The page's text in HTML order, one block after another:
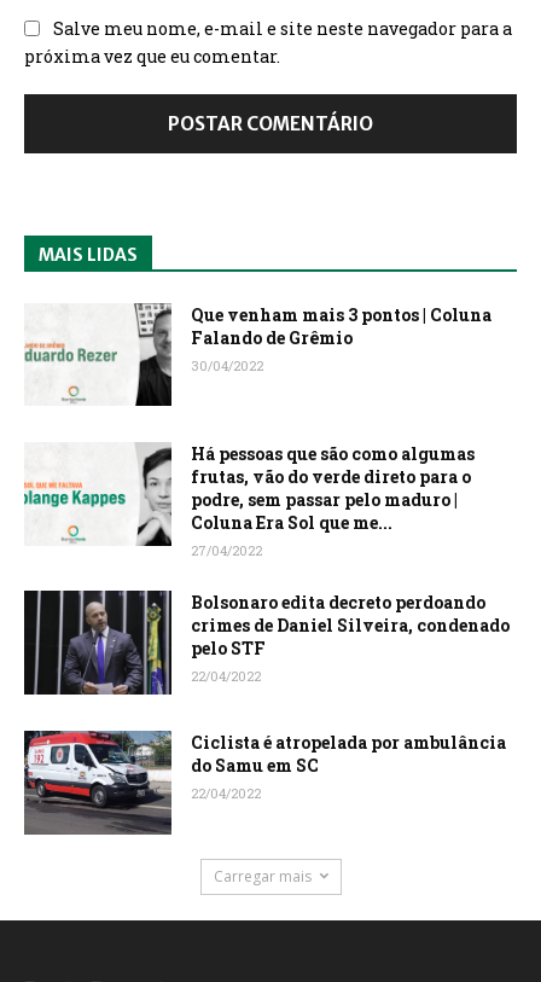
Salve meu nome, e-mail e site neste navegador para a
próxima vez que eu comentar.
MAIS LIDAS
Que venham mais 3 pontos | Coluna
Falando de Grêmio
30/04/2022
Há pessoas que são como algumas
frutas, vão do verde direto para o
podre, sem passar pelo maduro |
Coluna Era Sol que me...
27/04/2022
Bolsonaro edita decreto perdoando
crimes de Daniel Silveira, condenado
pelo STF
22/04/2022
Ciclista é atropelada por ambulância
do Samu em SC
22/04/2022
Carregar mais